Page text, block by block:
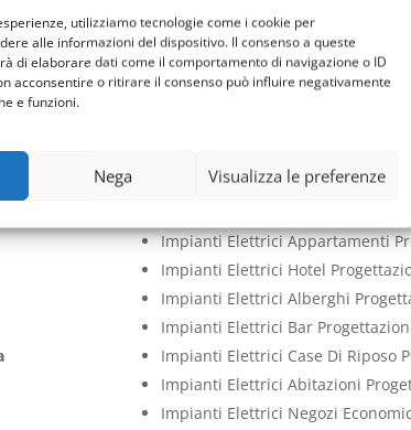
utilizziamo tecnologie come i cookie per
alle informazioni del dispositivo. Il consenso a queste
di elaborare dati come il comportamento di navigazione o ID
acconsentire o ritirare il consenso può influire negativamente
e funzioni.
Nega Visualizza le preferenze
Impianti Elettrici Ristoranti
Impianti Elettrici Palestre
Impianti Elettrici Attività
Impianti Elettrici Capannoni
Impianti Elettrici Aziende
Impianti Elettrici Cliniche
Impianti Elettrici Case
Impianti Elettrici Ville
Impianti Elettrici Appartamenti
Impianti Elettrici Hotel
Impianti Elettrici Alberghi
Impianti Elettrici Bar
Impianti Elettrici Case Di Riposo
Impianti Elettrici Abitazioni
Impianti Elettrici Negozi